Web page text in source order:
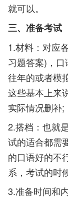
就可以。
三、准备考试
1.材料：对应
习题答案)，
往年的或者模
这些基本上来
实际情况删补;
2.搭档：也就
试的适合都需
的口语好的不
系，考试的时
3.准备时间和